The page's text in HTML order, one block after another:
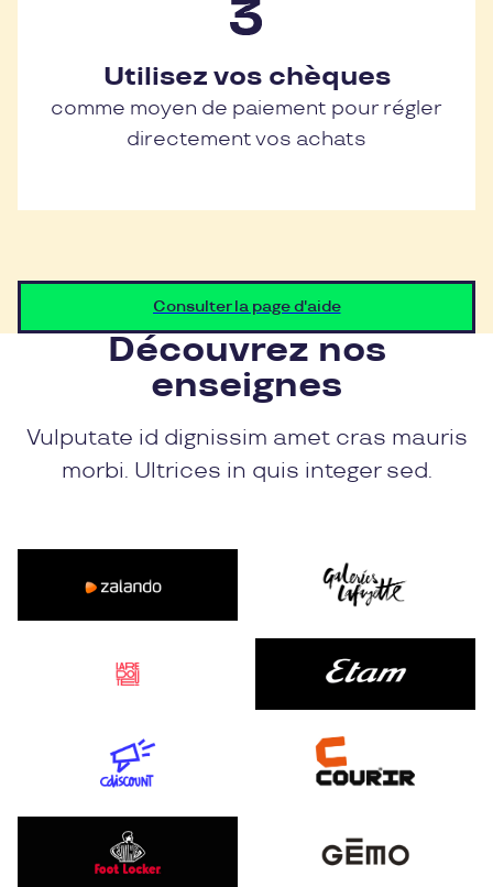
Utilisez vos chèques
comme moyen de paiement pour régler
directement vos achats
Consulter la page d'aide
Découvrez nos
enseignes
Vulputate id dignissim amet cras mauris
morbi. Ultrices in quis integer sed.